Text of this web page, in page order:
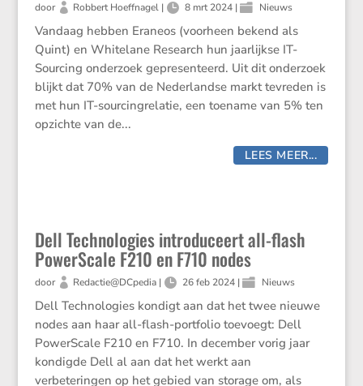
door Robbert Hoeffnagel| 8 mrt 2024 | Nieuws
Vandaag hebben Eraneos (voorheen bekend als
Quint) en Whitelane Research hun jaarlijkse IT-
Sourcing onderzoek gepresenteerd. Uit dit onderzoek
blijkt dat 70% van de Nederlandse markt tevreden is
met hun IT-sourcingrelatie, een toename van 5% ten
opzichte van de...
LEES MEER...
Dell Technologies introduceert all-flash
PowerScale F210 en F710 nodes
door Redactie@DCpedia| 26 feb 2024 | Nieuws
Dell Technologies kondigt aan dat het twee nieuwe
nodes aan haar all-flash-portfolio toevoegt: Dell
PowerScale F210 en F710. In december vorig jaar
kondigde Dell al aan dat het werkt aan
verbeteringen op het gebied van storage om, als